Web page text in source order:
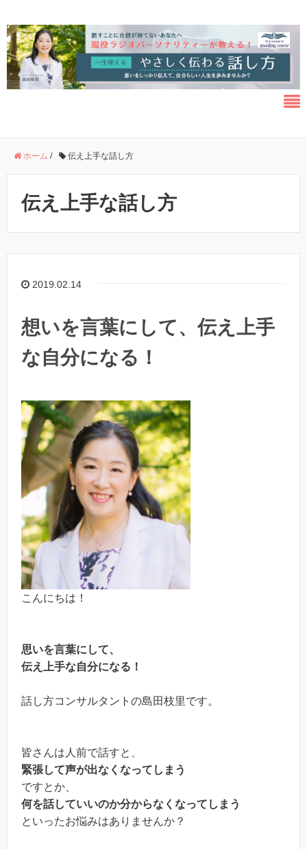
ホーム / 伝え上手な話し方
伝え上手な話し方
2019.02.14
想いを言葉にして、伝え上手
な自分になる！
こんにちは！
思いを言葉にして、
伝え上手な自分になる！
話し方コンサルタントの島田枝里です。
皆さんは人前で話すと、
緊張して声が出なくなってしまう
ですとか、
何を話していいのか分からなくなってしまう
といったお悩みはありませんか？